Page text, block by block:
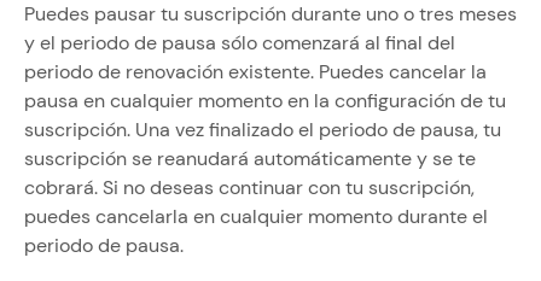
Puedes pausar tu suscripción durante uno o tres meses
y el periodo de pausa sólo comenzará al final del
periodo de renovación existente. Puedes cancelar la
pausa en cualquier momento en la configuración de tu
suscripción. Una vez finalizado el periodo de pausa, tu
suscripción se reanudará automáticamente y se te
cobrará. Si no deseas continuar con tu suscripción,
puedes cancelarla en cualquier momento durante el
periodo de pausa.